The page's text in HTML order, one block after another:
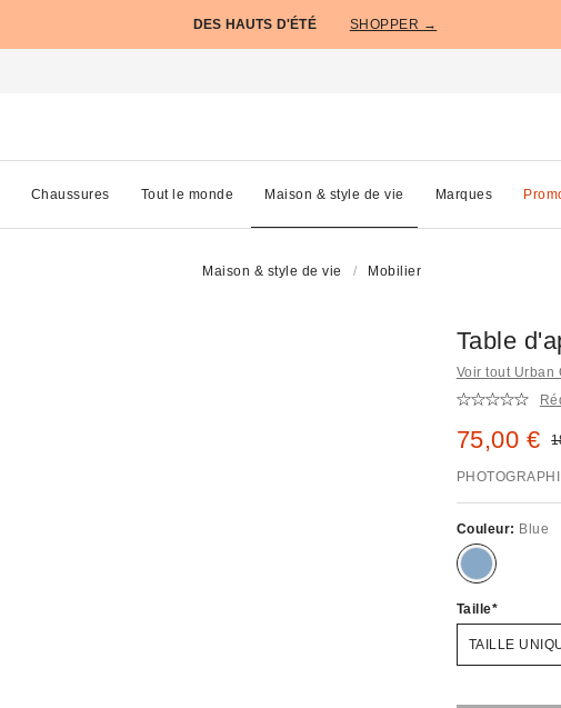
DES HAUTS D'ÉTÉ SHOPPER →
Chaussures Tout le monde Maison & style de vie Marques
Maison & style de vie Mobilier
Table
Voir tout Urban
Prix
75,00 €
Couleur: Blue
Taille
TAILLE